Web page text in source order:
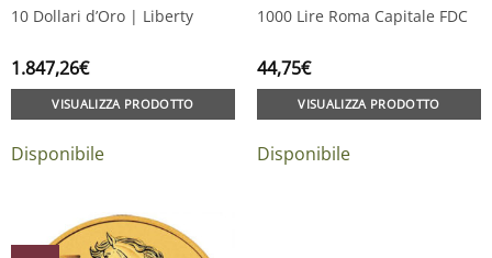
10 Dollari d’Oro | Liberty
1.847,26€
VISUALIZZA PRODOTTO
Disponibile
1000 Lire Roma Capitale FDC
44,75€
VISUALIZZA PRODOTTO
Disponibile